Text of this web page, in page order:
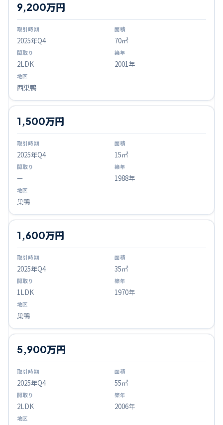
2025年Q4
9,200万円
70㎡
2LDK 2001年
西巣鴨
2025年Q4
1,500万円
15㎡
— 1988年
巣鴨
2025年Q4
1,600万円
35㎡
1LDK 1970年
巣鴨
2025年Q4
5,900万円
55㎡
2LDK 2006年